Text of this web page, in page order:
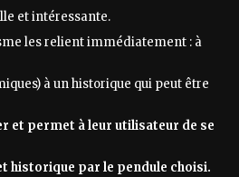
et intéressante.
les relient immédiatement : à
à un historique qui peut être
et permet à leur utilisateur de se
historique par le pendule choisi.